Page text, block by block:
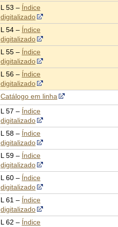
L 53 – Índice
digitalizado
L 54 – Índice
digitalizado
L 55 – Índice
digitalizado
L 56 – Índice
digitalizado
Catálogo em linha
L 57 – Índice
digitalizado
L 58 – Índice
digitalizado
L 59 – Índice
digitalizado
L 60 – Índice
digitalizado
L 61 – Índice
digitalizado
L 62 – Índice